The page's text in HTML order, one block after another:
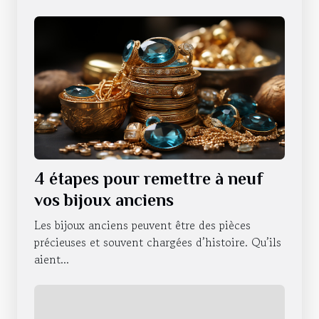
4 étapes pour remettre à neuf
vos bijoux anciens
Les bijoux anciens peuvent être des pièces
précieuses et souvent chargées d’histoire. Qu’ils
aient...